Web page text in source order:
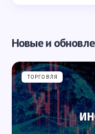
Новые и
ТОРГОВЛЯ